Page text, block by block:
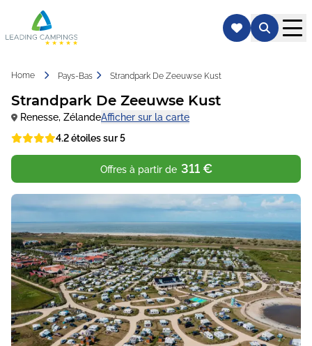
Home Pays-Bas Strandpark De Zeeuwse Kust
Strandpark De Zeeuwse Kust
Renesse, ZélandeAfficher sur la carte
4.2 étoiles sur 5
Offres à partir de 311 €